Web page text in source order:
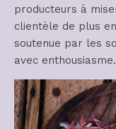
producteurs à
clientèle de plus
soutenue par les
avec enthousiasme.